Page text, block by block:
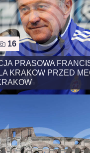
16
PRASOWA
KRAKOW PRZED